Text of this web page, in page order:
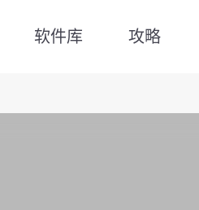
软件库 攻略